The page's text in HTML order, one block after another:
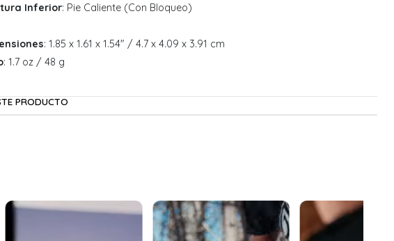
Inferior: Pie Caliente (Con Bloqueo)
: 1.85 x 1.61 x 1.54" / 4.7 x 4.09 x 3.91 cm
: 1.7 oz / 48 g
PRODUCTO